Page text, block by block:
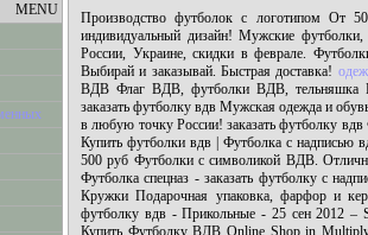
MENU
Производство футболок с логотипом От
индивидуальный дизайн! Мужские
России, Украине, скидки в феврале.
Выбирай и заказывай. Быстрая доставка!
ВДВ Флаг ВДВ, футболки ВДВ, тельняшка
заказать футболку вдв Мужская одежда и
в любую точку России! заказать футболку
Купить футболки вдв | Футболка с надписью
500 руб Футболки с символикой ВДВ.
Футболка спецназ - заказать футболку с
Кружки Подарочная упаковка, фарфор и
футболку вдв - Прикольные - 25 сен 2012 –
Купить Футболку ВДВ Online Shop in